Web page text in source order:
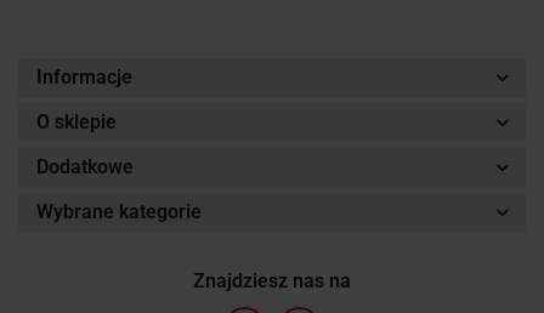
Informacje
O sklepie
Dodatkowe
Wybrane kategorie
Znajdziesz nas na